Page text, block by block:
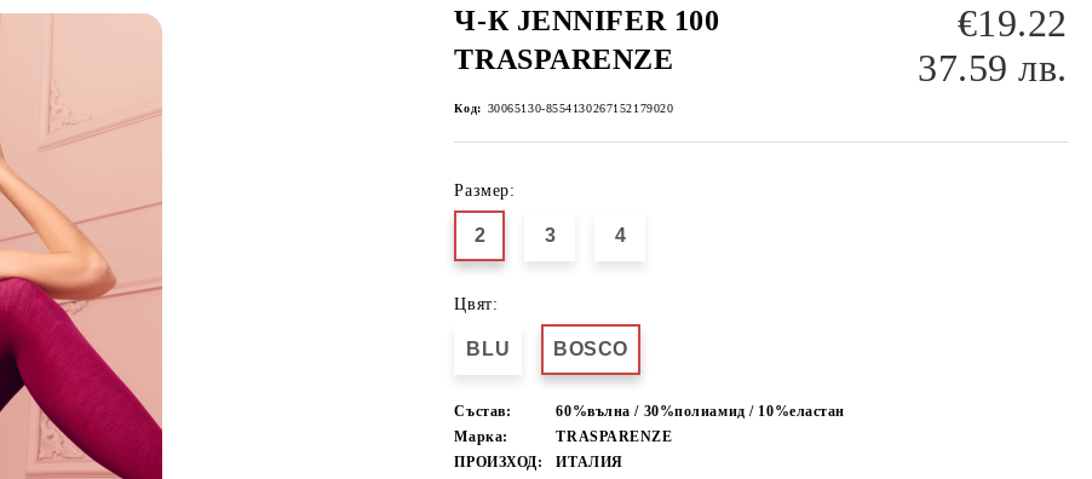
Ч-К JENNIFER 100
TRASPARENZE
€19.22
37.59 лв.
Код: 30065130-8554130267152179020
Размер:
2 3 4
Цвят:
BLU BOSCO
Състав:
60%вълна / 30%полиамид / 10%еластан
Марка:
TRASPARENZE
ПРОИЗХОД:
ИТАЛИЯ